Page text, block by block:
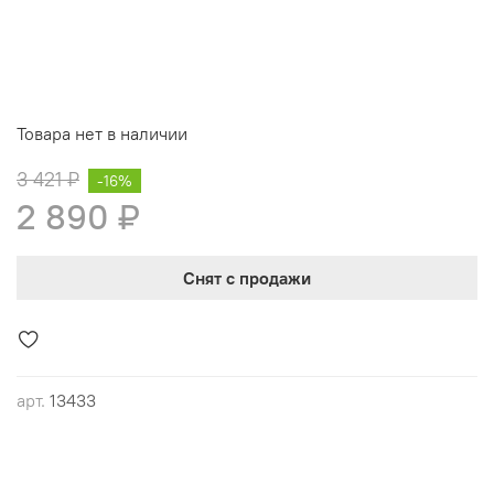
арт. 13433
Товара нет в наличии
3 421 ₽
2 890 ₽
-16%
Снят с продажи